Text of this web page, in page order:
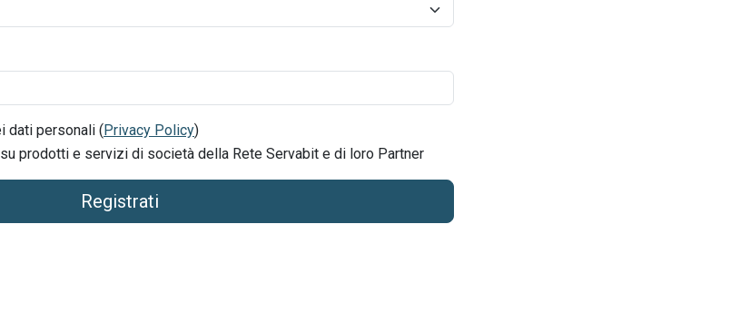
dati personali (Privacy Policy)
prodotti e servizi di società della Rete Servabit e di loro Partner
Registrati